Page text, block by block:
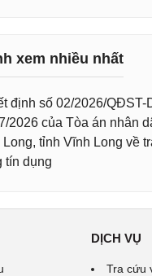
xem nhiều nhất
định số 02/2026/QĐST-
2026 của Tòa án nhân
Long, tỉnh Vĩnh Long về
tín dụng
DỊCH VỤ
Tra cứu